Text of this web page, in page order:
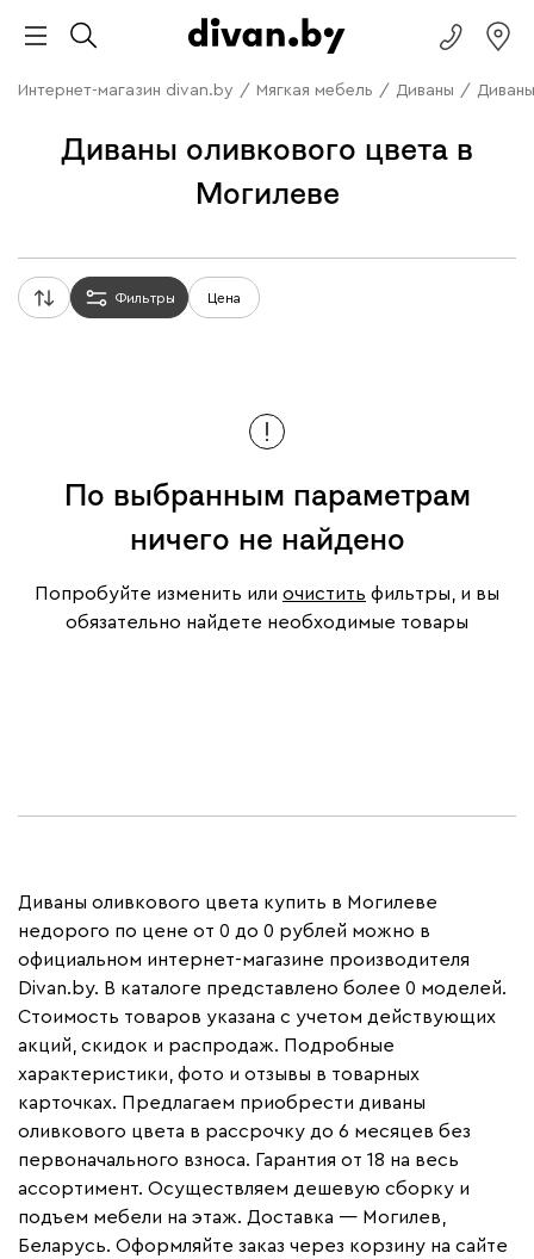
Интернет-магазин divan.by / Мягкая мебель / Диваны /
Диваны оливкового цвета в
Могилеве
Фильтры Цена
По выбранным параметрам
ничего не найдено
Попробуйте изменить или очистить фильтры, и вы
обязательно найдете необходимые товары
Диваны оливкового цвета купить в Могилеве
недорого по цене от 0 до 0 рублей можно в
официальном интернет-магазине производителя
Divan.by. В каталоге представлено более 0 моделей.
Стоимость товаров указана с учетом действующих
акций, скидок и распродаж. Подробные
характеристики, фото и отзывы в товарных
карточках. Предлагаем приобрести диваны
оливкового цвета в рассрочку до 6 месяцев без
первоначального взноса. Гарантия от 18 на весь
ассортимент. Осуществляем дешевую сборку и
подъем мебели на этаж. Доставка — Могилев,
Беларусь. Оформляйте заказ через корзину на сайте